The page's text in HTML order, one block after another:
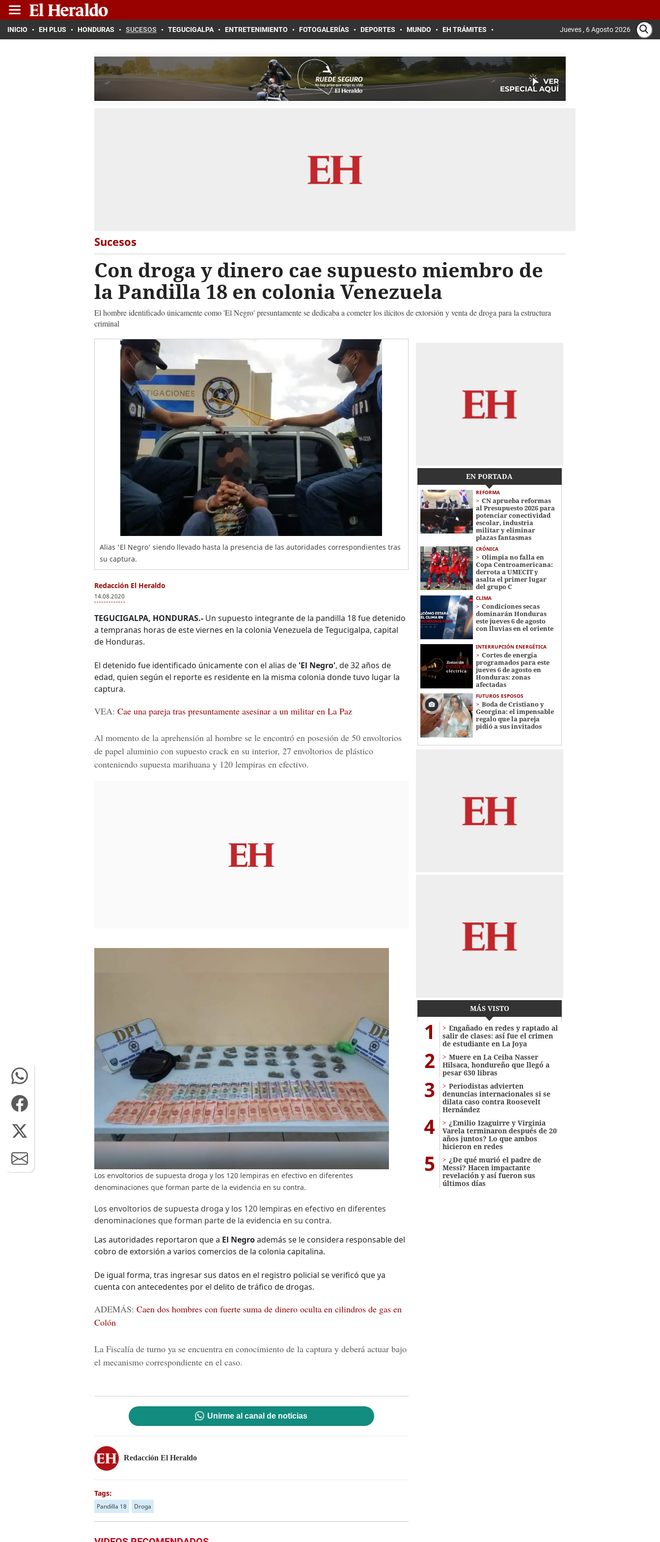
INICIO EH PLUS HONDURAS SUCESOS TEGUCIGALPA ENTRETENIMIENTO FOTOGALERÍAS DEPORTES MUNDO EH TRÁMITES Jueves , 6 Agosto 2026
Sucesos
Con droga y dinero cae supuesto miembro de
la Pandilla 18 en colonia Venezuela
El hombre identificado únicamente como 'El Negro' presuntamente se dedicaba a cometer los ilícitos de extorsión y venta de droga para la estructura
criminal
Alias 'El Negro' siendo llevado hasta la presencia de las autoridades correspondientes tras
su captura.
Redacción El Heraldo
14.08.2020
TEGUCIGALPA, HONDURAS.- Un supuesto integrante de la pandilla 18 fue detenido
a tempranas horas de este viernes en la colonia Venezuela de Tegucigalpa, capital
de Honduras.
El detenido fue identificado únicamente con el alias de 'El Negro', de 32 años de
edad, quien según el reporte es residente en la misma colonia donde tuvo lugar la
captura.
VEA: Cae una pareja tras presuntamente asesinar a un militar en La Paz
Al momento de la aprehensión al hombre se le encontró en posesión de 50 envoltorios
de papel aluminio con supuesto crack en su interior, 27 envoltorios de plástico
conteniendo supuesta marihuana y 120 lempiras en efectivo.
Los envoltorios de supuesta droga y los 120 lempiras en efectivo en diferentes
denominaciones que forman parte de la evidencia en su contra.
Los envoltorios de supuesta droga y los 120 lempiras en efectivo en diferentes
denominaciones que forman parte de la evidencia en su contra.
Las autoridades reportaron que a El Negroademás se le considera responsable del
cobro de extorsión a varios comercios de la colonia capitalina.
De igual forma, tras ingresar sus datos en el registro policial se verificó que ya
cuenta con antecedentes por el delito de tráfico de drogas.
ADEMÁS: Caen dos hombres con fuerte suma de dinero oculta en cilindros de gas en
Colón
La Fiscalía de turno ya se encuentra en conocimiento de la captura y deberá actuar bajo
el mecanismo correspondiente en el caso.
Unirme al canal de noticias
Redacción El Heraldo
Tags:
Pandilla 18 Droga
EN PORTADA
REFORMA
CN aprueba reformas
al Presupuesto 2026 para
potenciar conectividad
escolar, industria
militar y eliminar
plazas fantasmas
CRÓNICA
Olimpia no falla en
Copa Centroamericana:
derrota a UMECIT y
asalta el primer lugar
del grupo C
CLIMA
Condiciones secas
dominarán Honduras
este jueves 6 de agosto
con lluvias en el oriente
INTERRUPCIÓN ENERGÉTICA
Cortes de energía
programados para este
jueves 6 de agosto en
Honduras: zonas
afectadas
FUTUROS ESPOSOS
Boda de Cristiano y
Georgina: el impensable
regalo que la pareja
pidió a sus invitados
MÁS VISTO
1
Engañado en redes y raptado al
salir de clases: así fue el crimen
de estudiante en La Joya
2
Muere en La Ceiba Nasser
Hilsaca, hondureño que llegó a
pesar 630 libras
3
Periodistas advierten
denuncias internacionales si se
dilata caso contra Roosevelt
Hernández
4
¿Emilio Izaguirre y Virginia
Varela terminaron después de 20
años juntos? Lo que ambos
hicieron en redes
5
¿De qué murió el padre de
Messi? Hacen impactante
revelación y así fueron sus
últimos días